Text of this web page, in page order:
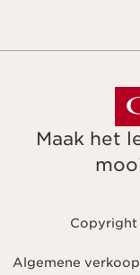
Maak het
Copyright
Algemene